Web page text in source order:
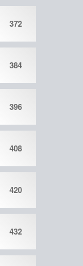
372
384
396
408
420
432